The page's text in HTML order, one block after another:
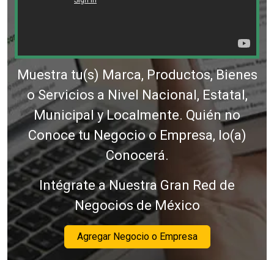
Muestra tu(s) Marca, Productos, Bienes
o Servicios a Nivel Nacional, Estatal,
Municipal y Localmente. Quién no
Conoce tu Negocio o Empresa, lo(a)
Conocerá.
Intégrate a Nuestra Gran Red de
Negocios de México
Agregar Negocio o Empresa